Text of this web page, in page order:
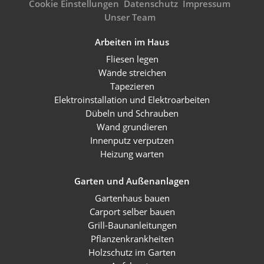
Cookie Einstellungen Datenschutz Impressum
Unser Team
Arbeiten im Haus
Fliesen legen
Wände streichen
Tapezieren
Elektroinstallation und Elektroarbeiten
Dübeln und Schrauben
Wand grundieren
Innenputz verputzen
Heizung warten
Garten und Außenanlagen
Gartenhaus bauen
Carport selber bauen
Grill-Baunanleitungen
Pflanzenkrankheiten
Holzschutz im Garten